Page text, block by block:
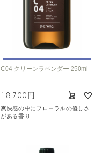
C04 クリーンラベンダー 250ml
18,700円
爽快感の中にフローラルの優しさ
がある香り